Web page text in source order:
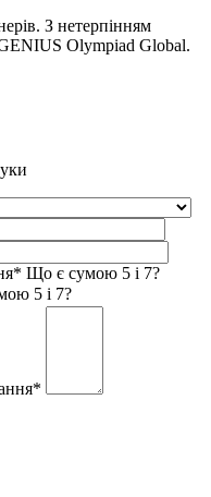
З нетерпінням
GENIUS Olympiad Global.
* Що є сумою 5 і 7?
5 і 7?
*